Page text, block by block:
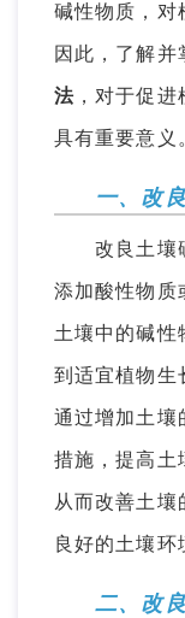
碱性物质，对
因此，了解并
法 ，对于促
具有重要意义
一、改
改良土壤碱
添加酸性物质
土壤中的碱性
到适宜植物生
通过增加土壤
措施，提高土
从而改善土壤
良好的土壤环
二、改